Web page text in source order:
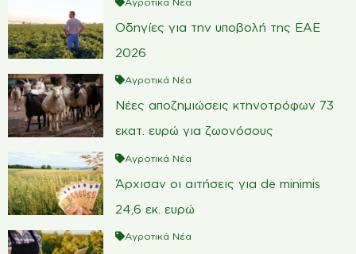
Οδηγίες για την υποβολή της ΕΑΕ
2026
Αγροτικά Νέα
Νέες αποζημιώσεις κτηνοτρόφων 73
εκατ. ευρώ για ζωονόσους
Αγροτικά Νέα
Άρχισαν οι αιτήσεις για de minimis
24,6 εκ. ευρώ
Αγροτικά Νέα